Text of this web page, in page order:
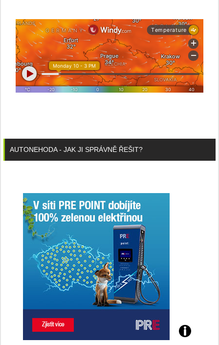
AUTONEHODA - JAK JI SPRÁVNĚ ŘEŠIT?
Poznejte